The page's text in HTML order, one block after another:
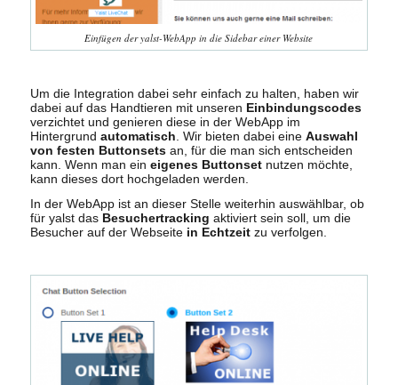
Einfügen der yalst-WebApp in die Sidebar einer Website
Um die Integration dabei sehr einfach zu halten, haben wir
dabei auf das Handtieren mit unseren Einbindungscodes
verzichtet und genieren diese in der WebApp im
Hintergrund automatisch . Wir bieten dabei eine Auswahl
von festen Buttonsetsan, für die man sich entscheiden
kann. Wenn man ein eigenes Buttonsetnutzen möchte,
kann dieses dort hochgeladen werden.
In der WebApp ist an dieser Stelle weiterhin auswählbar, ob
für yalst das Besuchertracking aktiviert sein soll, um die
Besucher auf der Webseite in Echtzeitzu verfolgen.